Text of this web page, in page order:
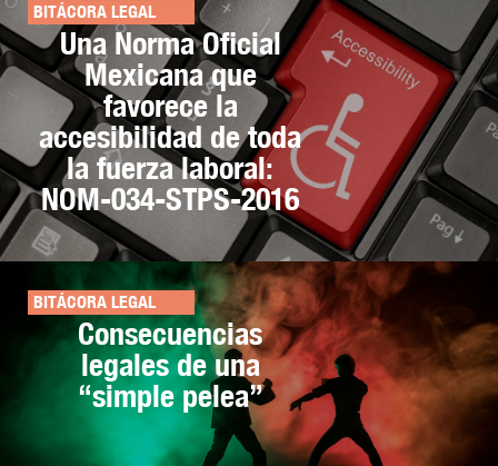
BITÁCORA LEGAL
Una Norma Oficial
Mexicana que
favorece la
accesibilidad de toda
la fuerza laboral:
NOM-034-STPS-2016
BITÁCORA LEGAL
Consecuencias
legales de una
“simple pelea”